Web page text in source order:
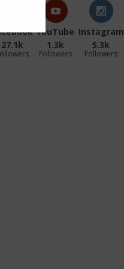
27.1k
YouTube
1.3k
Followers
Instagram
5.3k
Followers